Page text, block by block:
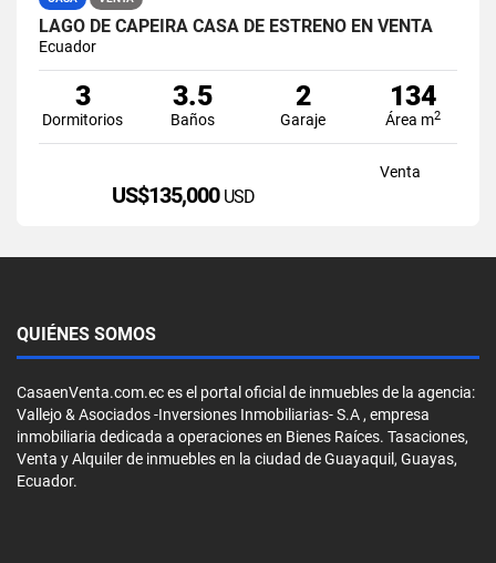
LAGO DE CAPEIRA CASA DE ESTRENO EN VENTA
Ecuador
3
Dormitorios
3.5
Baños
2
Garaje
134
Área m2
Venta
US$135,000 USD
QUIÉNES SOMOS
CasaenVenta.com.ec es el portal oficial de inmuebles de la agencia:
Vallejo & Asociados -Inversiones Inmobiliarias- S.A , empresa
inmobiliaria dedicada a operaciones en Bienes Raíces. Tasaciones,
Venta y Alquiler de inmuebles en la ciudad de Guayaquil, Guayas,
Ecuador.